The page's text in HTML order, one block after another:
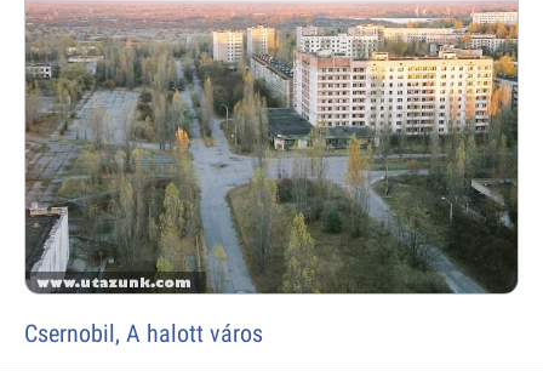
Csernobil, A halott város